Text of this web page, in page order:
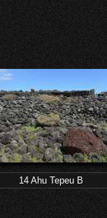
14 Ahu Tepeu B